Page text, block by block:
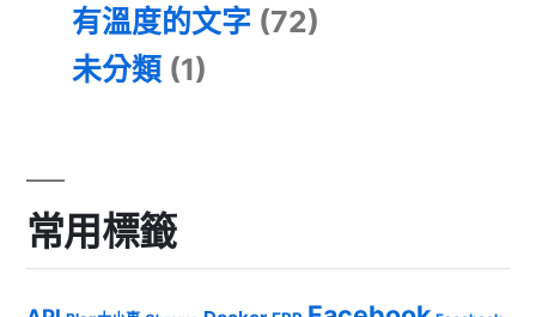
有溫度的文字 (72)
未分類 (1)
常用標籤